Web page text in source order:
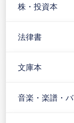
株・投資本
法律書
文庫本
音楽・楽譜・